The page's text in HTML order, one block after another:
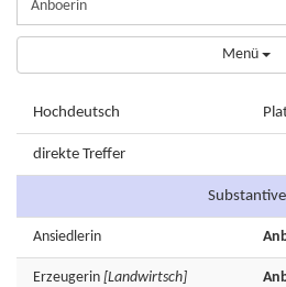
Menü
Hochdeutsch
direkte Treffer
Substantive
Ansiedlerin
Erzeugerin [Landwirtsch]